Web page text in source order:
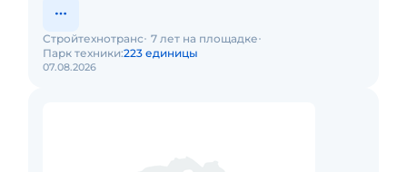
07.08.2026
Стройтехнотранс 7 лет на площадке
Парк техники:223 единицы